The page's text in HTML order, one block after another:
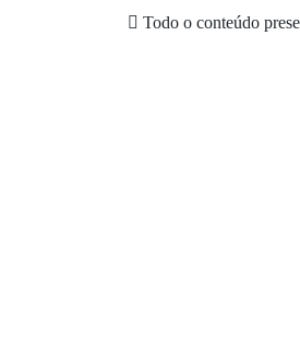
Todo o conteúdo